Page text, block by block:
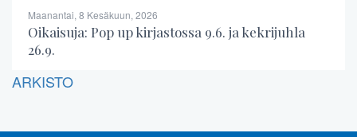
Maanantai, 8 Kesäkuun, 2026
Oikaisuja: Pop up kirjastossa 9.6. ja kekrijuhla
26.9.
ARKISTO